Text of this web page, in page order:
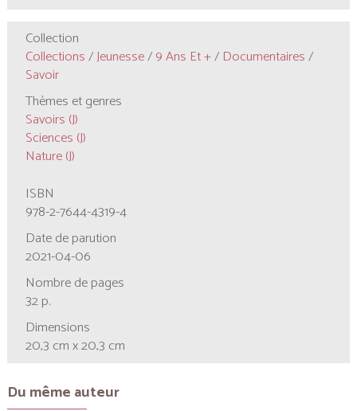
Collection
Collections/Jeunesse/9 Ans Et +/ Documentaires/
Savoir
Thèmes et genres
Savoirs (J)
Sciences (J)
Nature (J)
ISBN
978-2-7644-4319-4
Date de parution
2021-04-06
Nombre de pages
32 p.
Dimensions
20,3 cm x 20,3 cm
Du même auteur